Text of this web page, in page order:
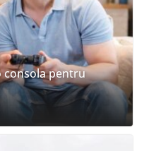
consola pentru